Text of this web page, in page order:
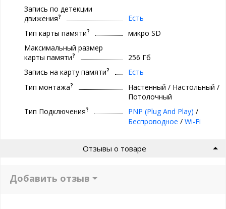
Запись по детекции
движения?
Есть
Тип карты памяти?
микро SD
Максимальный размер
карты памяти?
256 Гб
Запись на карту памяти?
Есть
Тип монтажа?
Настенный / Настольный /
Потолочный
Тип Подключения? PNP (Plug And Play) /
Беспроводное / Wi-Fi
Отзывы о товаре
Добавить отзыв